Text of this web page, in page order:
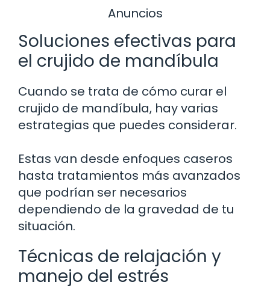
Anuncios
Soluciones efectivas para
el crujido de mandíbula
Cuando se trata de cómo curar el
crujido de mandíbula, hay varias
estrategias que puedes considerar.
Estas van desde enfoques caseros
hasta tratamientos más avanzados
que podrían ser necesarios
dependiendo de la gravedad de tu
situación.
Técnicas de relajación y
manejo del estrés